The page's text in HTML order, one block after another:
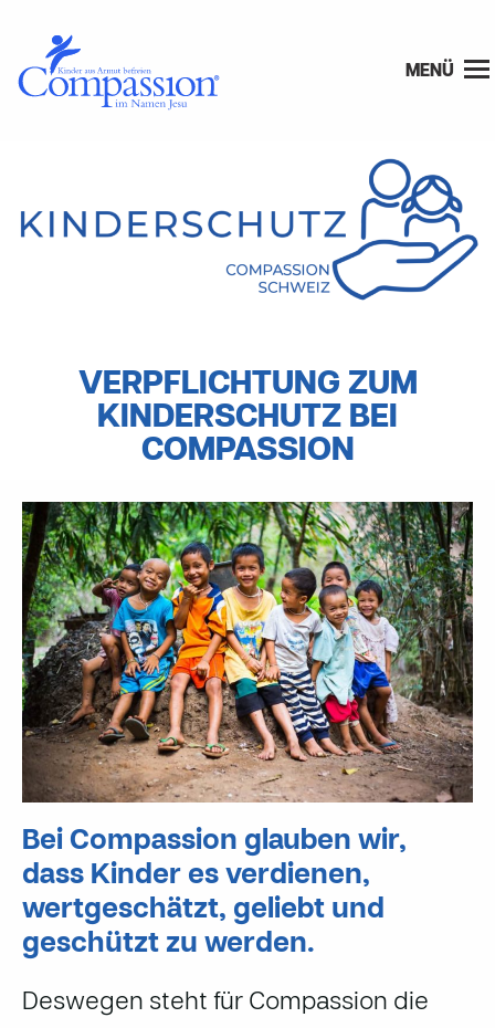
MENÜ
VERPFLICHTUNG ZUM
KINDERSCHUTZ BEI
COMPASSION
Bei Compassion glauben wir,
dass Kinder es verdienen,
wertgeschätzt, geliebt und
geschützt zu werden.
Deswegen steht für Compassion die